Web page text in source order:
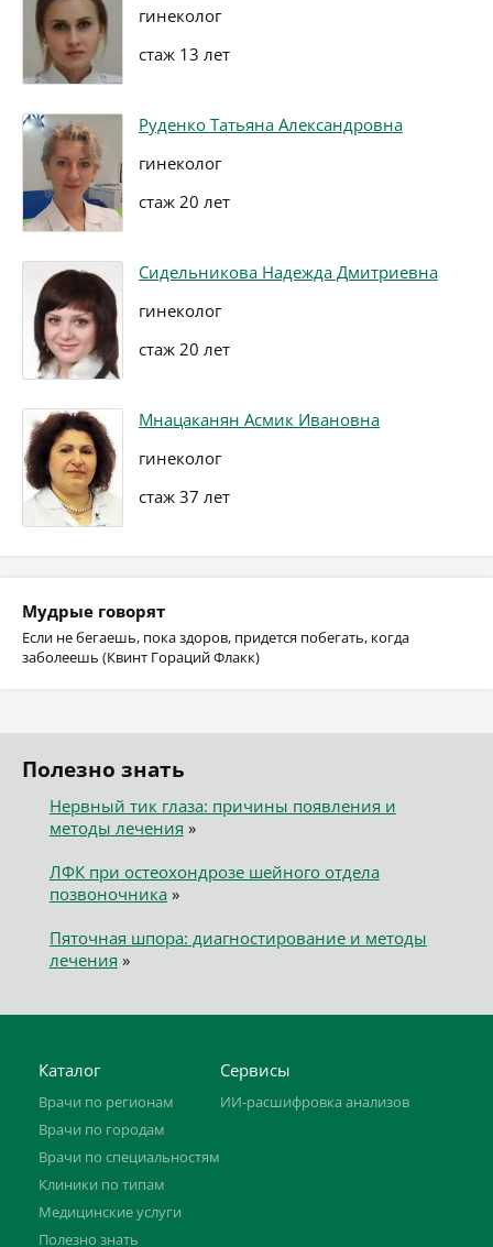
гинеколог
стаж 13 лет
Руденко Татьяна Александровна
гинеколог
стаж 20 лет
Сидельникова Надежда Дмитриевна
гинеколог
стаж 20 лет
Мнацаканян Асмик Ивановна
гинеколог
стаж 37 лет
Мудрые говорят
Если не бегаешь, пока здоров, придется побегать, когда
заболеешь (Квинт Гораций Флакк)
Полезно знать
Нервный тик глаза: причины появления и
методы лечения »
ЛФК при остеохондрозе шейного отдела
позвоночника»
Пяточная шпора: диагностирование и методы
лечения »
Каталог
Врачи по регионам
Врачи по городам
Врачи по специальностям
Клиники по типам
Медицинские услуги
Полезно знать
Сервисы
ИИ-расшифровка анализов